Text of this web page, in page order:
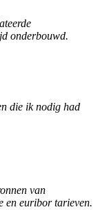
onderbouwd.
die ik nodig had
van
en euribor tarieven.